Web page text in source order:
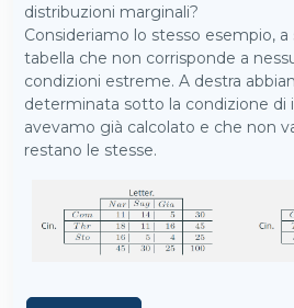
distribuzioni marginali?
Consideriamo lo stesso esempio,
tabella che non corrisponde a
condizioni estreme. A destra
determinata sotto la condizione di
avevamo già calcolato e che non
restano le stesse.